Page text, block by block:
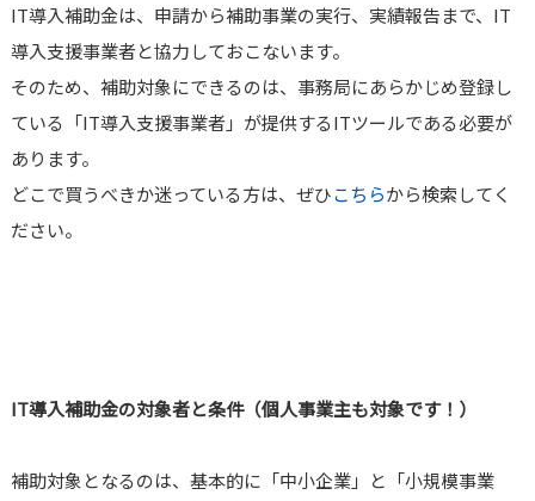
IT導入補助金は、申請から補助事業の実行、実績報告まで、IT
導入支援事業者と協力しておこないます。
そのため、補助対象にできるのは、事務局にあらかじめ登録し
ている「IT導入支援事業者」が提供するITツールである必要が
あります。
どこで買うべきか迷っている方は、ぜひこちらから検索してく
ださい。
IT導入補助金の対象者と条件（個人事業主も対象です！）
補助対象となるのは、基本的に「中小企業」と「小規模事業